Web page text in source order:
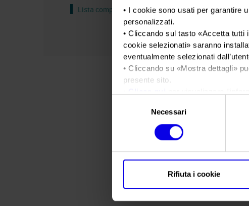
• I cookie sono usati per garantire
personalizzati.
• Cliccando sul tasto «Accetta tutti
cookie selezionati» saranno
eventualmente selezionati
• Cliccando su «Mostra dettagli»
presente sito.
Necessari
Rifiuta i cookie
Lista completa